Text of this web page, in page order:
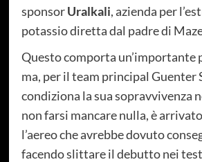
sponsorUralkali, azienda per
potassio diretta dal padre di
Questo comporta un’importante
ma, per il team principal Guenter
condiziona la sua sopravvivenza
non farsi mancare nulla, è
l’aereo che avrebbe dovuto
facendo slittare il debutto nei